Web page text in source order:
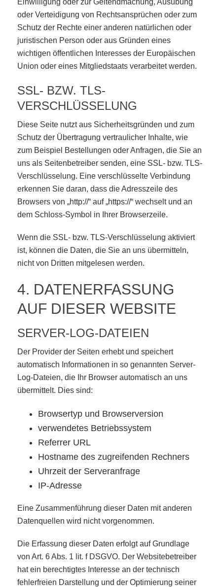
Einwilligung oder zur Geltendmachung, Ausübung
oder Verteidigung von Rechtsansprüchen oder zum
Schutz der Rechte einer anderen natürlichen oder
juristischen Person oder aus Gründen eines
wichtigen öffentlichen Interesses der Europäischen
Union oder eines Mitgliedstaats verarbeitet werden.
SSL- BZW. TLS-
VERSCHLÜSSELUNG
Diese Seite nutzt aus Sicherheitsgründen und zum
Schutz der Übertragung vertraulicher Inhalte, wie
zum Beispiel Bestellungen oder Anfragen, die Sie an
uns als Seitenbetreiber senden, eine SSL- bzw. TLS-
Verschlüsselung. Eine verschlüsselte Verbindung
erkennen Sie daran, dass die Adresszeile des
Browsers von „http://“ auf „https://“ wechselt und an
dem Schloss-Symbol in Ihrer Browserzeile.
Wenn die SSL- bzw. TLS-Verschlüsselung aktiviert
ist, können die Daten, die Sie an uns übermitteln,
nicht von Dritten mitgelesen werden.
4. DATENERFASSUNG
AUF DIESER WEBSITE
SERVER-LOG-DATEIEN
Der Provider der Seiten erhebt und speichert
automatisch Informationen in so genannten Server-
Log-Dateien, die Ihr Browser automatisch an uns
übermittelt. Dies sind:
Browsertyp und Browserversion
verwendetes Betriebssystem
Referrer URL
Hostname des zugreifenden Rechners
Uhrzeit der Serveranfrage
IP-Adresse
Eine Zusammenführung dieser Daten mit anderen
Datenquellen wird nicht vorgenommen.
Die Erfassung dieser Daten erfolgt auf Grundlage
von Art. 6 Abs. 1 lit. f DSGVO. Der Websitebetreiber
hat ein berechtigtes Interesse an der technisch
fehlerfreien Darstellung und der Optimierung seiner